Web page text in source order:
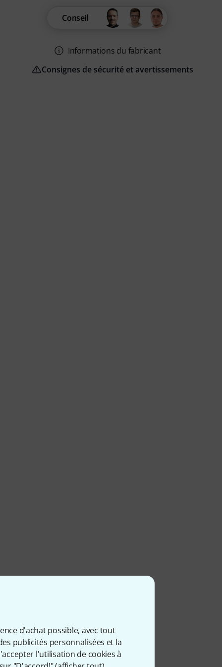
d'achat possible, avec tout
publicités personnalisées et la
l'utilisation de cookies à
Conseil
Informations du fabricant
Consignes de sécurité et avertissements